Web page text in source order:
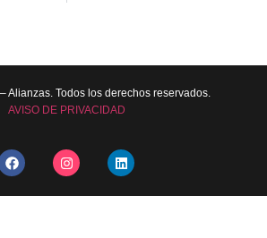
Alianzas. Todos los derechos reservados.
AVISO DE PRIVACIDAD